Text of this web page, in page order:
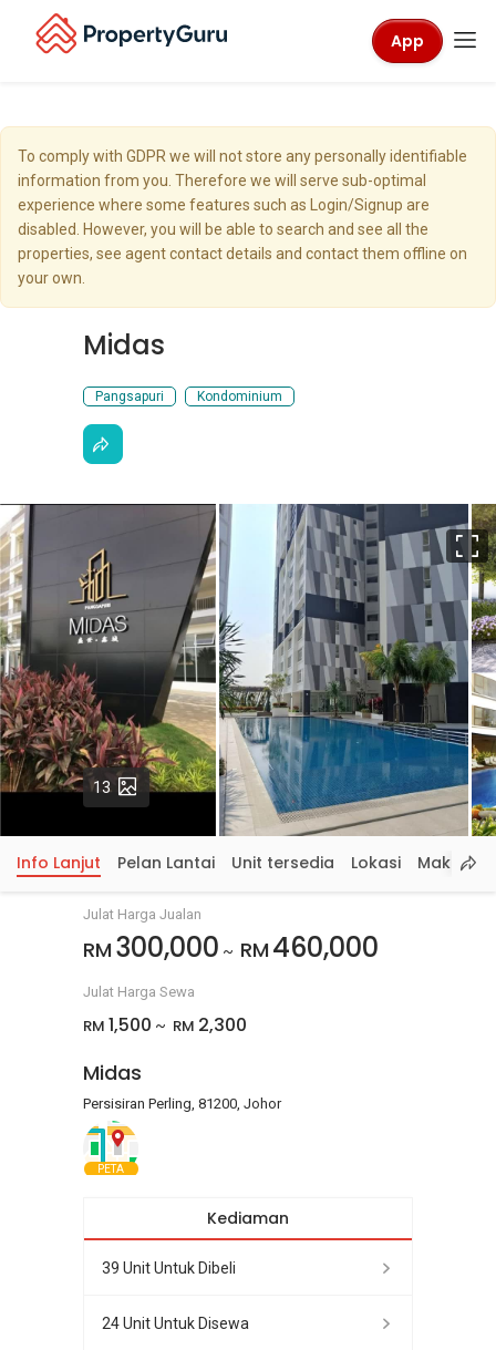
App
To comply with GDPR we will not store any personally identifiable
information from you. Therefore we will serve sub-optimal
experience where some features such as Login/Signup are
disabled. However, you will be able to search and see all the
properties, see agent contact details and contact them offline on
your own.
Midas
Pangsapuri Kondominium
13 Gambar
Info Lanjut Pelan Lantai Unit tersedia Lokasi
Julat Harga Jualan
RM 300,000 ~ RM 460,000
Julat Harga Sewa
RM 1,500 ~ RM 2,300
Midas
Persisiran Perling, 81200, Johor
PETA
Kediaman
39 Unit Untuk Dibeli
24 Unit Untuk Disewa